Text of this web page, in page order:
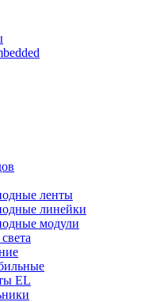
ленты
линейки
модули
EL